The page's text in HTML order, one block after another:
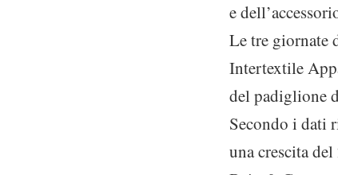
e
Le tre giornate
Intertextile
del padiglione
Secondo i dati
una crescita